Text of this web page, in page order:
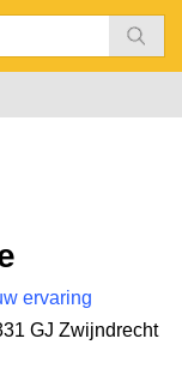
ervaring
GJ Zwijndrecht